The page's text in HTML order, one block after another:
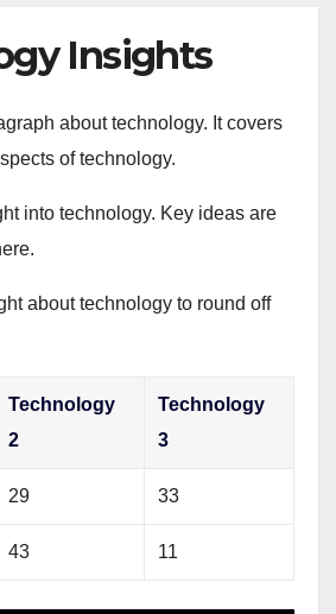
Insights
about technology. It covers
of technology.
into technology. Key ideas are
about technology to round off
Technology
2
Technology
3
29 33
43 11